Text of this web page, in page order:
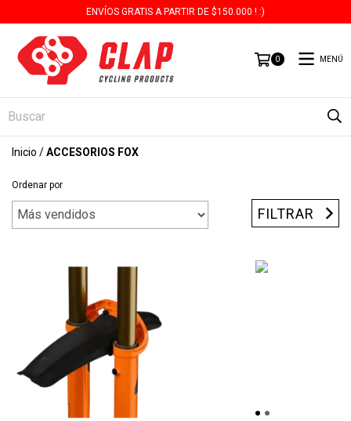
ENVÍOS GRATIS A PARTIR DE $150.000 ! :)
0 MENÚ
Inicio /ACCESORIOS FOX
Ordenar por
FILTRAR